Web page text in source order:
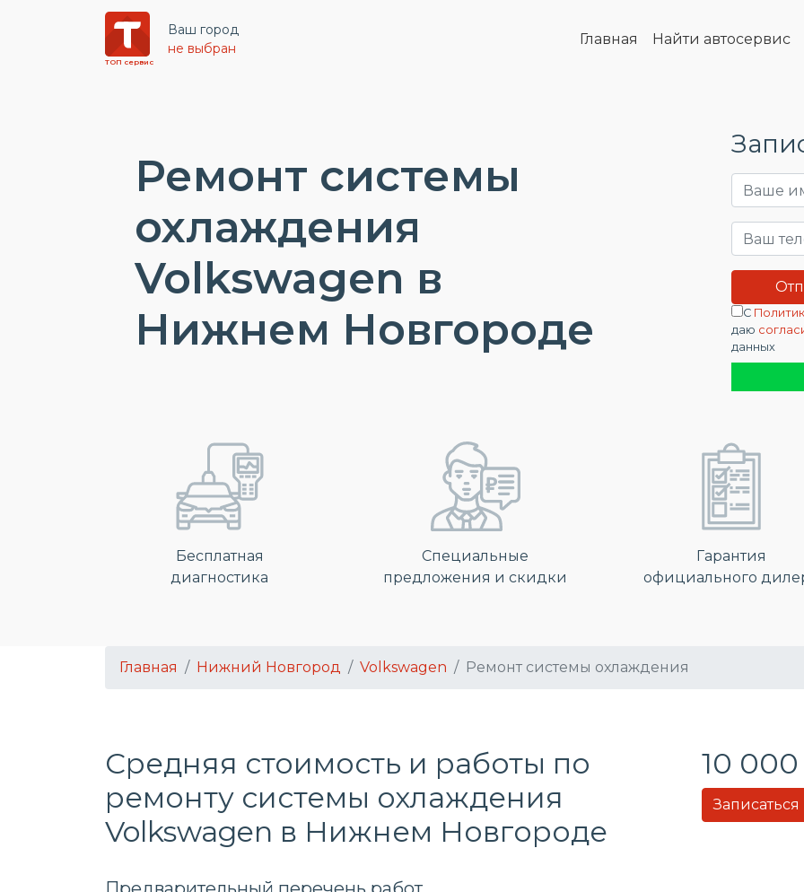
ТОП сервис
Ваш город
не выбран
Главная Найти автосервис
Ремонт системы
охлаждения
Volkswagen в
Нижнем Новгороде
С
даю
данных
Бесплатная
диагностика
Специальные
предложения и скидки
Гарантия
официального
Главная Нижний Новгород Volkswagen Ремонт системы охлаждения
Средняя стоимость и работы по
ремонту системы охлаждения
Volkswagen в Нижнем Новгороде
10